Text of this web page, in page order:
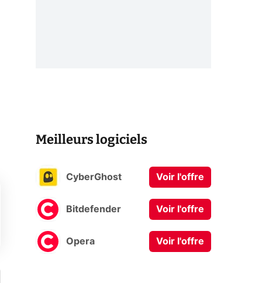
Meilleurs logiciels
CyberGhost Voir l'offre
Bitdefender Voir l'offre
Opera Voir l'offre